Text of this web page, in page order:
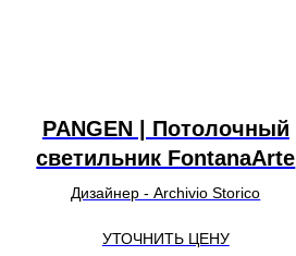
PANGEN | Потолочный
светильник FontanaArte
Дизайнер - Archivio Storico
УТОЧНИТЬ ЦЕНУ